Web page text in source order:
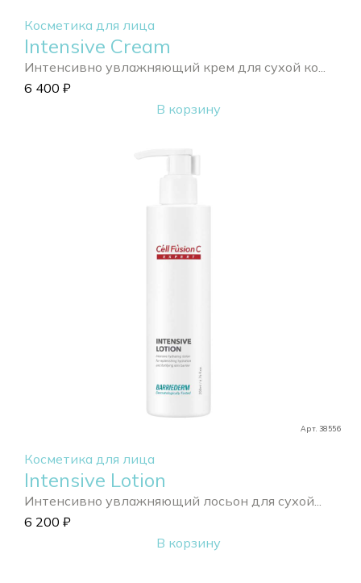
Косметика для лица
Intensive Cream
Интенсивно увлажняющий крем для сухой ко...
6 400 ₽
В корзину
Арт. 38556
Косметика для лица
Intensive Lotion
Интенсивно увлажняющий лосьон для сухой...
6 200 ₽
В корзину